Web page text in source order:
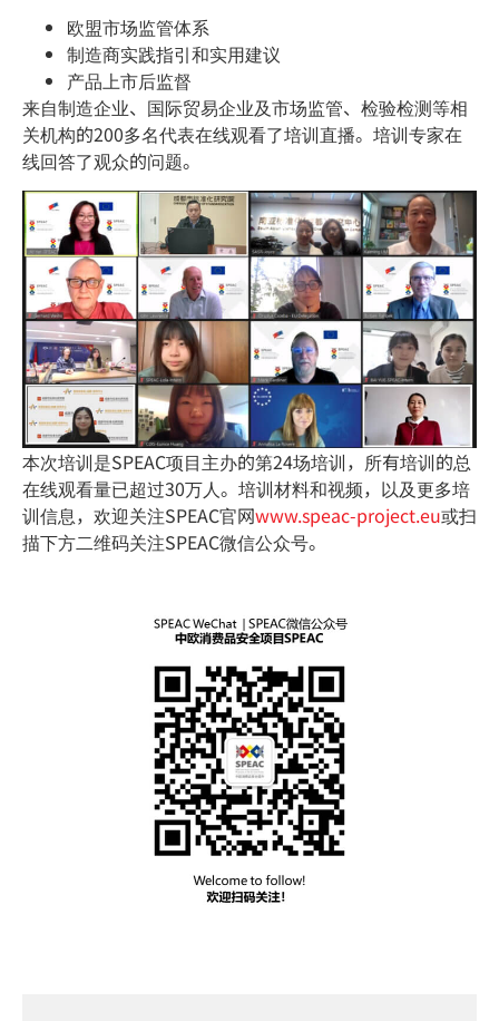
欧盟市场监管体系
制造商实践指引和实用建议
产品上市后监督
来自制造企业、国际贸易企业及市场监管、检验检测等相
关机构的200多名代表在线观看了培训直播。培训专家在
线回答了观众的问题。
本次培训是SPEAC项目主办的第24场培训，所有培训的总
在线观看量已超过30万人。培训材料和视频，以及更多培
训信息，欢迎关注SPEAC官网www.speac-project.eu或扫
描下方二维码关注SPEAC微信公众号。